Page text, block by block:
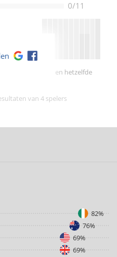
0/11
dan -- van spelers en hetzelfde
van 4 spelers
82%
76%
69%
69%